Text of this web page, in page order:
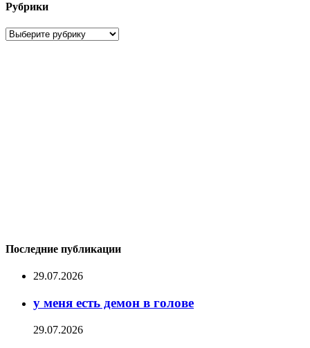
Рубрики
Рубрики
Последние публикации
29.07.2026
у меня есть демон в голове
29.07.2026